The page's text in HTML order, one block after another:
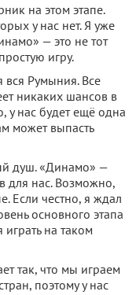
на этом этапе.
у нас нет. Я уже
— это не тот
игру.
вся Румыния. Все
никаких шансов в
у нас будет ещё одна
может выпасть
душ. «Динамо» —
для нас. Возможно,
Если честно, я ждал
основного этапа
на таком
так, что мы играем
поэтому у нас